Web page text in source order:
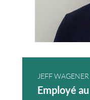
JEFF WAGENER
Employé